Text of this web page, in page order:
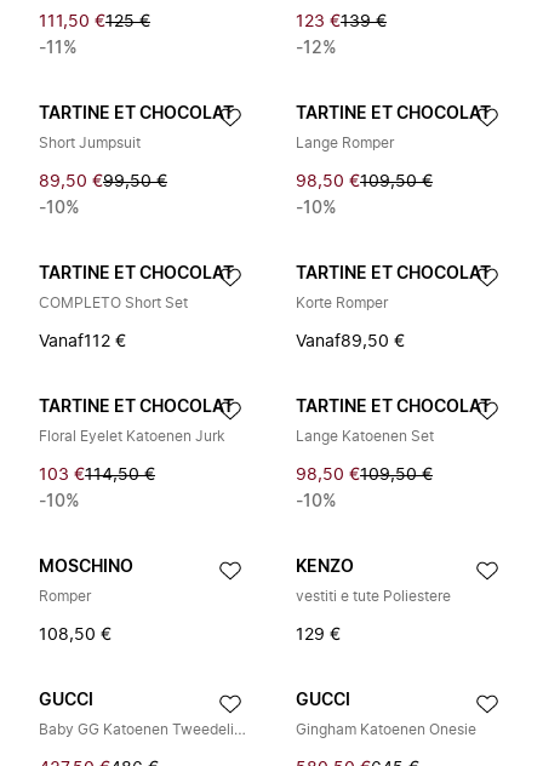
111,50 €125 €
-11%
123 €139 €
-12%
TARTINE ET CHOCOLAT
Short Jumpsuit
89,50 €99,50 €
-10%
TARTINE ET CHOCOLAT
Lange Romper
98,50 €109,50 €
-10%
TARTINE ET CHOCOLAT
COMPLETO Short Set
Vanaf112 €
TARTINE ET CHOCOLAT
Korte Romper
Vanaf89,50 €
TARTINE ET CHOCOLAT
Floral Eyelet Katoenen Jurk
103 €114,50 €
-10%
TARTINE ET CHOCOLAT
Lange Katoenen Set
98,50 €109,50 €
-10%
MOSCHINO
Romper
108,50 €
KENZO
vestiti e tute Poliestere
129 €
GUCCI
Baby GG Katoenen Tweedelige Geschenkset
GUCCI
Gingham Katoenen Onesie